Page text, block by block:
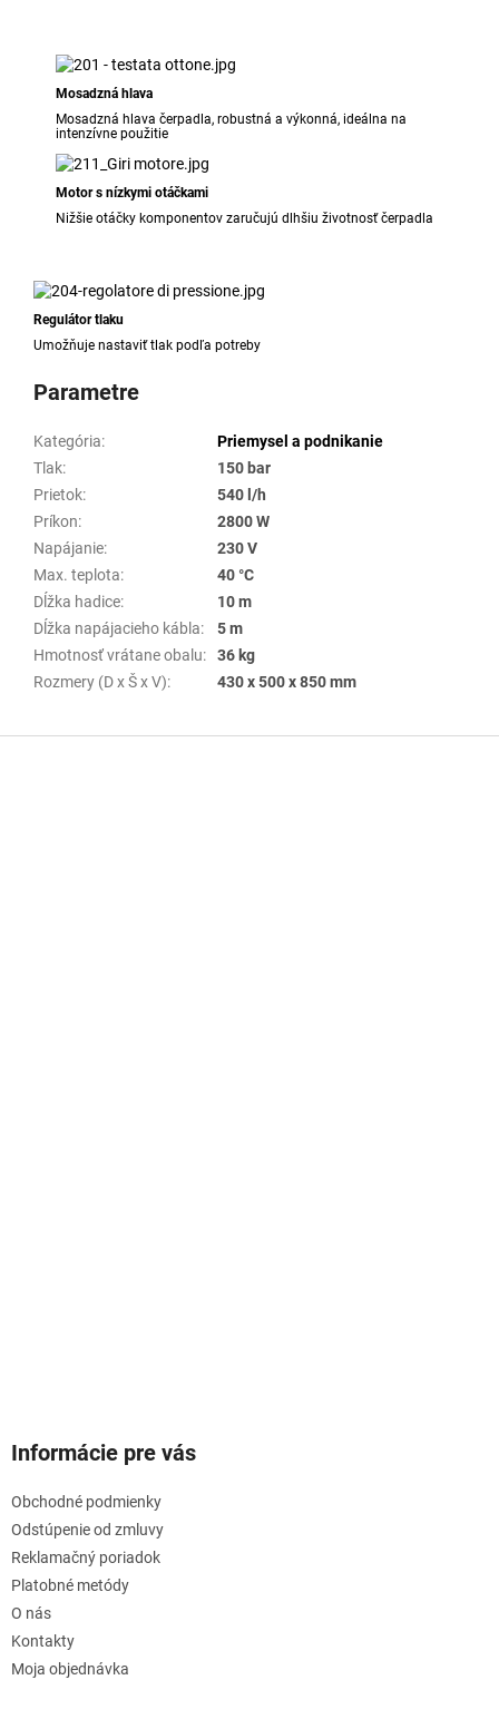
Mosadzná hlava
Mosadzná hlava čerpadla, robustná a výkonná, ideálna na
intenzívne použitie
Motor s nízkymi otáčkami
Nižšie otáčky komponentov zaručujú dlhšiu životnosť čerpadla
Regulátor tlaku
Umožňuje nastaviť tlak podľa potreby
Parametre
Kategória:
Priemysel a podnikanie
Tlak:
150 bar
Prietok:
540 l/h
Príkon:
2800 W
Napájanie:
230 V
Max. teplota:
40 °C
Dĺžka hadice:
10 m
Dĺžka napájacieho kábla:
5 m
Hmotnosť vrátane obalu:
36 kg
Rozmery (D x Š x V): 430 x 500 x 850 mm
Informácie pre vás
Obchodné podmienky
Odstúpenie od zmluvy
Reklamačný poriadok
Platobné metódy
O nás
Kontakty
Moja objednávka